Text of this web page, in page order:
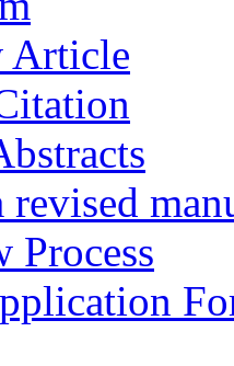
Article
revised
Process